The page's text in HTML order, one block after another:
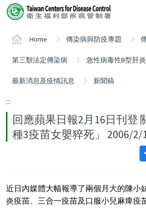
Center
block
Home 傳染病與防疫專題
第三類法定傳染病 急性病毒性B型肝炎
最新消息及疫情訊息 新聞稿
:::
回應蘋果日報2月16日刊登
種3疫苗女嬰猝死」 2006/2/
近日內媒體大幅報導了兩個月大的陳小
炎疫苗、三合一疫苗及口服小兒麻痺疫